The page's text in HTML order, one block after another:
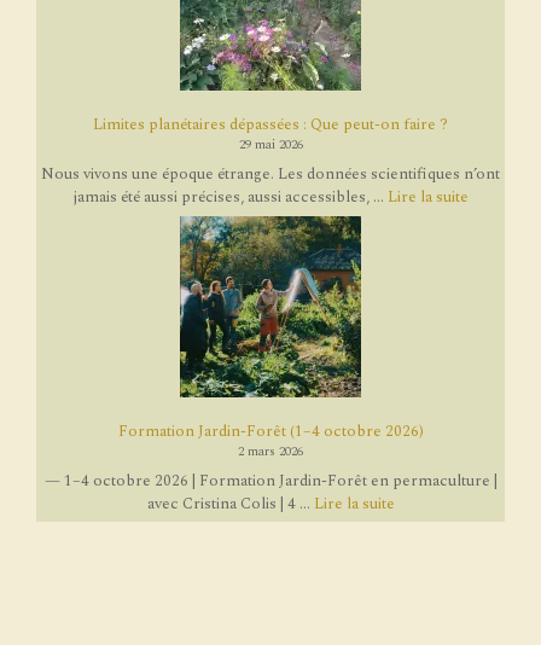
Limites planétaires dépassées : Que peut-on faire ?
29 mai 2026
Nous vivons une époque étrange. Les données scientifiques n’ont
jamais été aussi précises, aussi accessibles, ... Lire la suite
Formation Jardin-Forêt (1–4 octobre 2026)
2 mars 2026
— 1–4 octobre 2026 | Formation Jardin-Forêt en permaculture |
avec Cristina Colis | 4 ... Lire la suite